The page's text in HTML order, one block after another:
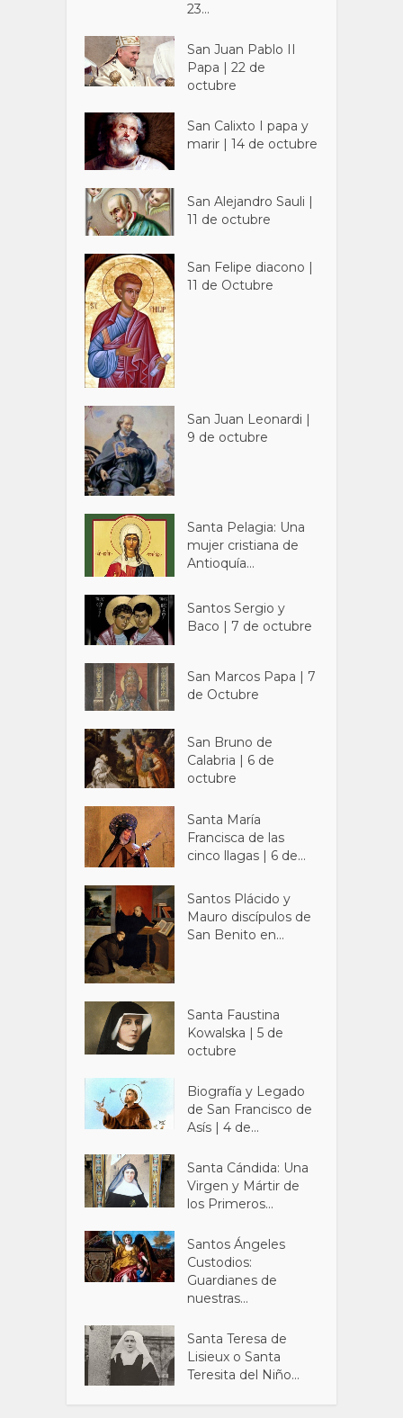
23...
San Juan Pablo II
Papa | 22 de
octubre
San Calixto I papa y
marir | 14 de octubre
San Alejandro Sauli |
11 de octubre
San Felipe diacono |
11 de Octubre
San Juan Leonardi |
9 de octubre
Santa Pelagia: Una
mujer cristiana de
Antioquía...
Santos Sergio y
Baco | 7 de octubre
San Marcos Papa | 7
de Octubre
San Bruno de
Calabria | 6 de
octubre
Santa María
Francisca de las
cinco llagas | 6 de...
Santos Plácido y
Mauro discípulos de
San Benito en...
Santa Faustina
Kowalska | 5 de
octubre
Biografía y Legado
de San Francisco de
Asís | 4 de...
Santa Cándida: Una
Virgen y Mártir de
los Primeros...
Santos Ángeles
Custodios:
Guardianes de
nuestras...
Santa Teresa de
Lisieux o Santa
Teresita del Niño...